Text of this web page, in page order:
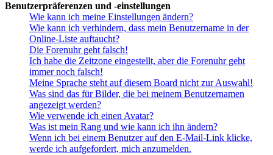
Benutzerpräferenzen und -einstellungen
Wie kann ich meine Einstellungen ändern?
Wie kann ich verhindern, dass mein Benutzername in der
Online-Liste auftaucht?
Die Forenuhr geht falsch!
Ich habe die Zeitzone eingestellt, aber die Forenuhr geht
immer noch falsch!
Meine Sprache steht auf diesem Board nicht zur Auswahl!
Was sind das für Bilder, die bei meinem Benutzernamen
angezeigt werden?
Wie verwende ich einen Avatar?
Was ist mein Rang und wie kann ich ihn ändern?
Wenn ich bei einem Benutzer auf den E-Mail-Link klicke,
werde ich aufgefordert, mich anzumelden.